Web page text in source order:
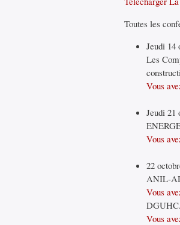
Toutes les
Jeudi 14
Les
Vous
Jeudi 21
Vous
22
ANIL-
Vous
Vous